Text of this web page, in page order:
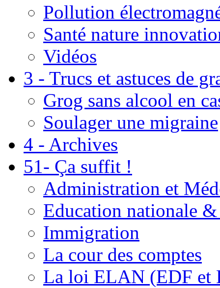
Pollution
Santé nature
Vidéos
3 - Trucs et astuces de
Grog sans alcool en
Soulager une migraine
4 - Archives
51- Ça suffit !
Administration et
Education nationale
Immigration
La cour des comptes
La loi ELAN (EDF et